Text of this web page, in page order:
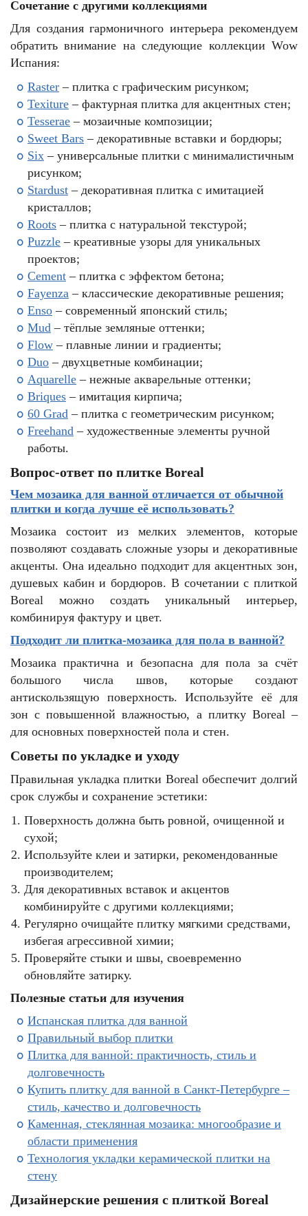
Сочетание с другими коллекциями
Для создания гармоничного интерьера рекомендуем
обратить внимание на следующие коллекции Wow
Испания:
Raster – плитка с графическим рисунком;
Texiture – фактурная плитка для акцентных стен;
Tesserae – мозаичные композиции;
Sweet Bars – декоративные вставки и бордюры;
Six – универсальные плитки с минималистичным
рисунком;
Stardust – декоративная плитка с имитацией
кристаллов;
Roots – плитка с натуральной текстурой;
Puzzle – креативные узоры для уникальных
проектов;
Cement – плитка с эффектом бетона;
Fayenza – классические декоративные решения;
Enso – современный японский стиль;
Mud – тёплые земляные оттенки;
Flow – плавные линии и градиенты;
Duo – двухцветные комбинации;
Aquarelle – нежные акварельные оттенки;
Briques – имитация кирпича;
60 Grad – плитка с геометрическим рисунком;
Freehand – художественные элементы ручной
работы.
Вопрос-ответ по плитке Boreal
Чем мозаика для ванной отличается от обычной
плитки и когда лучше её использовать?
Мозаика состоит из мелких элементов, которые
позволяют создавать сложные узоры и декоративные
акценты. Она идеально подходит для акцентных зон,
душевых кабин и бордюров. В сочетании с плиткой
Boreal можно создать уникальный интерьер,
комбинируя фактуру и цвет.
Подходит ли плитка-мозаика для пола в ванной?
Мозаика практична и безопасна для пола за счёт
большого числа швов, которые создают
антискользящую поверхность. Используйте её для
зон с повышенной влажностью, а плитку Boreal –
для основных поверхностей пола и стен.
Советы по укладке и уходу
Правильная укладка плитки Boreal обеспечит долгий
срок службы и сохранение эстетики:
Поверхность должна быть ровной, очищенной и
сухой;
Используйте клеи и затирки, рекомендованные
производителем;
Для декоративных вставок и акцентов
комбинируйте с другими коллекциями;
Регулярно очищайте плитку мягкими средствами,
избегая агрессивной химии;
Проверяйте стыки и швы, своевременно
обновляйте затирку.
Полезные статьи для изучения
Испанская плитка для ванной
Правильный выбор плитки
Плитка для ванной: практичность, стиль и
долговечность
Купить плитку для ванной в Санкт-Петербурге –
стиль, качество и долговечность
Каменная, стеклянная мозаика: многообразие и
области применения
Технология укладки керамической плитки на
стену
Дизайнерские решения с плиткой Boreal